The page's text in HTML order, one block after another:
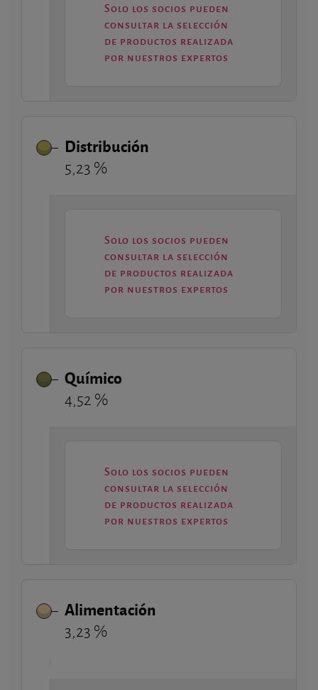
Solo los socios pueden
consultar la selección
de productos realizada
por nuestros expertos
Distribución
5,23 %
Solo los socios pueden
consultar la selección
de productos realizada
por nuestros expertos
Químico
4,52 %
Solo los socios pueden
consultar la selección
de productos realizada
por nuestros expertos
Alimentación
3,23 %